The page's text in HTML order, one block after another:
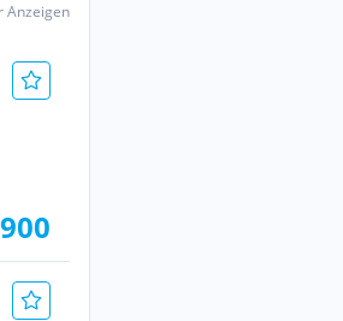
Anzeigen